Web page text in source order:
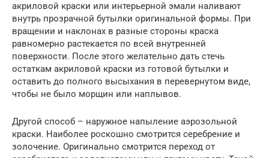
акриловой краски или интерьерной эмали наливают
внутрь прозрачной бутылки оригинальной формы. При
вращении и наклонах в разные стороны краска
равномерно растекается по всей внутренней
поверхности. После этого желательно дать стечь
остаткам акриловой краски из готовой бутылки и
оставить до полного высыхания в перевернутом виде,
чтобы не было морщин или наплывов.
Другой способ – наружное напыление аэрозольной
краски. Наиболее роскошно смотрится серебрение и
золочение. Оригинально смотрится переход от